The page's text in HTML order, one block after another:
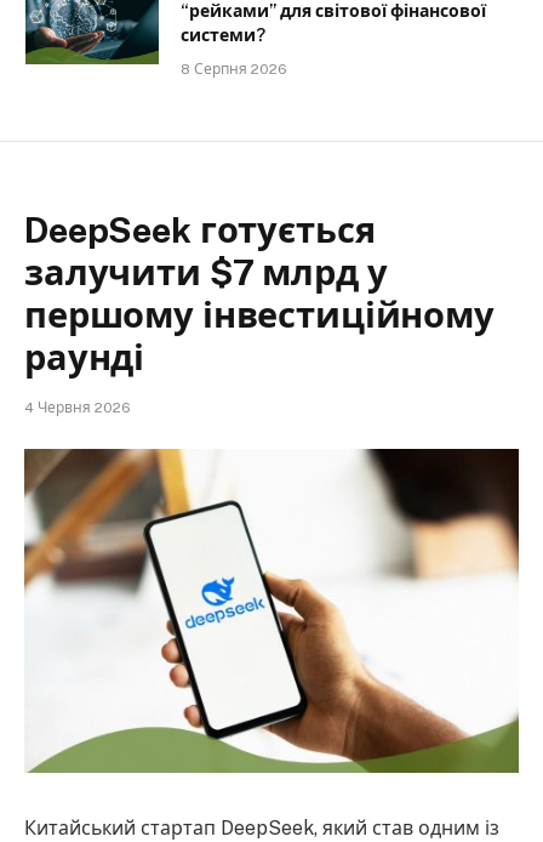
“рейками” для світової фінансової
системи?
8 Серпня 2026
DeepSeek готується
залучити $7 млрд у
першому інвестиційному
раунді
4 Червня 2026
Китайський стартап DeepSeek, який став одним із